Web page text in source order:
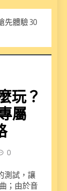
先體驗 30
玩？
屬
0
測試，讓
；由於音